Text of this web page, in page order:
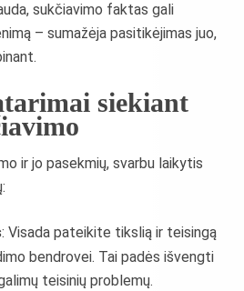
sukčiavimo faktas gali
– sumažėja pasitikėjimas juo,
siekiant
ir jo pasekmių, svarbu laikytis
: Visada pateikite tikslią ir teisingą
bendrovei. Tai padės išvengti
teisinių problemų.